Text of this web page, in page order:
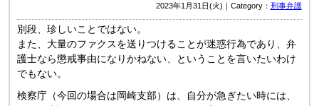
2023年1月31日(火)｜Category： 刑事弁護
別段、珍しいことではない。
また、大量のファクスを送りつけることが迷惑行為であり、弁
護士なら懲戒事由になりかねない、ということを言いたいわけ
でもない。
検察庁（今回の場合は岡崎支部）は、自分が急ぎたい時には、